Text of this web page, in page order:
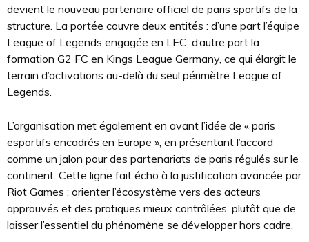
devient le nouveau partenaire officiel de paris sportifs de la
structure. La portée couvre deux entités : d’une part l’équipe
League of Legends engagée en LEC, d’autre part la
formation G2 FC en Kings League Germany, ce qui élargit le
terrain d’activations au-delà du seul périmètre League of
Legends.
L’organisation met également en avant l’idée de « paris
esportifs encadrés en Europe », en présentant l’accord
comme un jalon pour des partenariats de paris régulés sur le
continent. Cette ligne fait écho à la justification avancée par
Riot Games : orienter l’écosystème vers des acteurs
approuvés et des pratiques mieux contrôlées, plutôt que de
laisser l’essentiel du phénomène se développer hors cadre.